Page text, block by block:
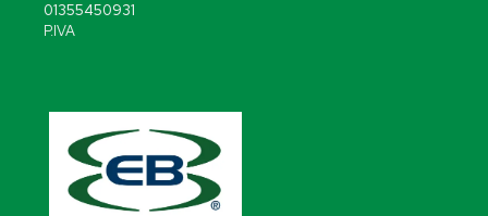
01355450931
P.IVA